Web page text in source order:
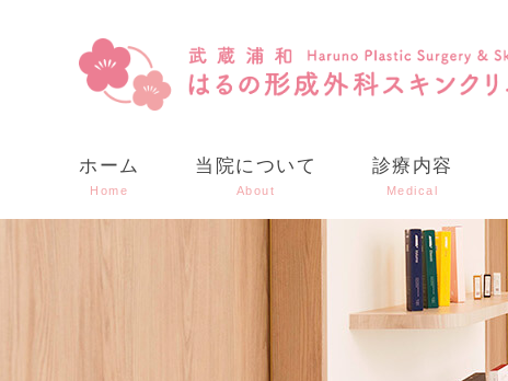
ホーム
Home
当院について
About
診療内容
Medical